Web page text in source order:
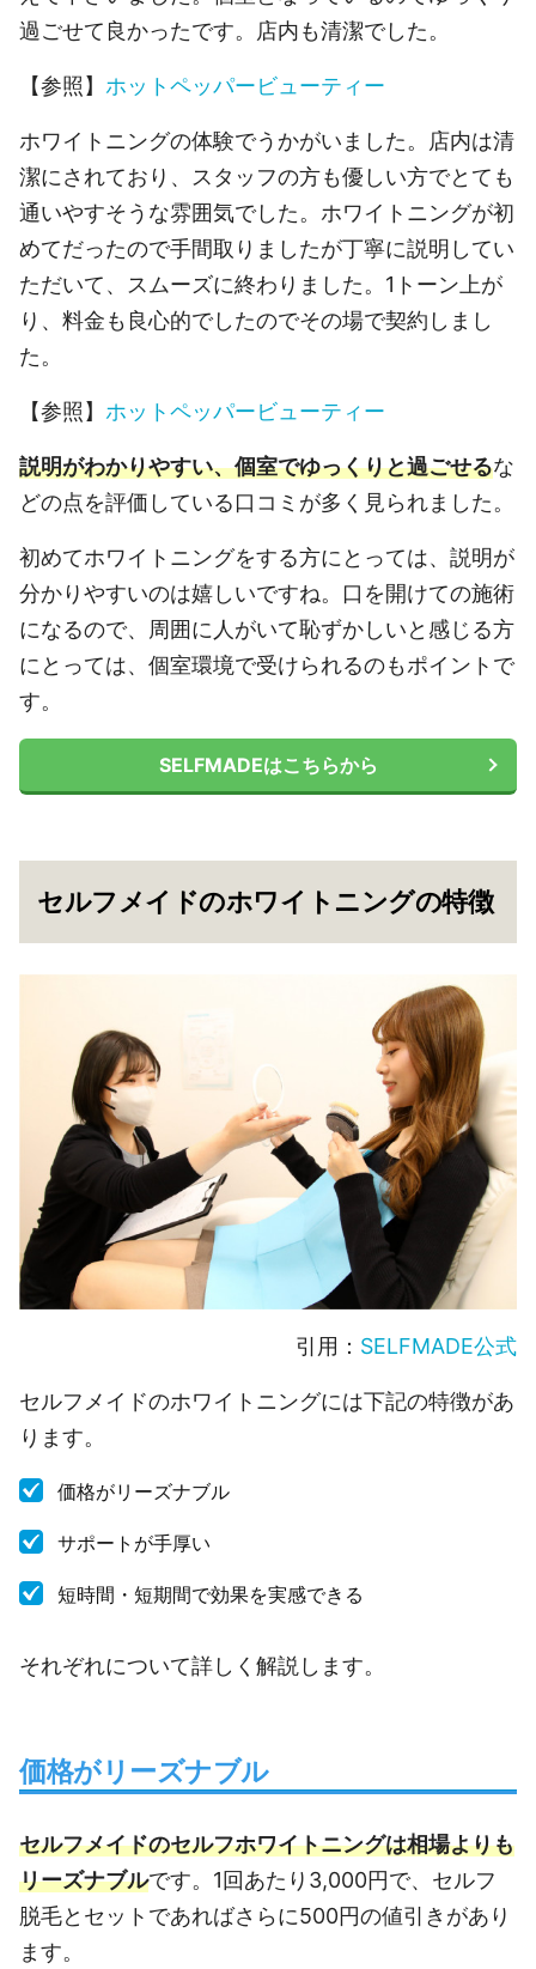
過ごせて良かったです。店内も清潔でした。
【参照】 ホットペッパービューティー
ホワイトニングの体験でうかがいました。店内は清
潔にされており、スタッフの方も優しい方でとても
通いやすそうな雰囲気でした。ホワイトニングが初
めてだったので手間取りましたが丁寧に説明してい
ただいて、スムーズに終わりました。1トーン上が
り、料金も良心的でしたのでその場で契約しまし
た。
【参照】 ホットペッパービューティー
説明がわかりやすい、個室でゆっくりと過ごせるな
どの点を評価している口コミが多く見られました。
初めてホワイトニングをする方にとっては、説明が
分かりやすいのは嬉しいですね。口を開けての施術
になるので、周囲に人がいて恥ずかしいと感じる方
にとっては、個室環境で受けられるのもポイントで
す。
SELFMADEはこちらから
セルフメイドのホワイトニングの特徴
引用： SELFMADE公式
セルフメイドのホワイトニングには下記の特徴があ
ります。
価格がリーズナブル
サポートが手厚い
短時間・短期間で効果を実感できる
それぞれについて詳しく解説します。
価格がリーズナブル
セルフメイドのセルフホワイトニングは相場よりも
リーズナブルです。1回あたり3,000円で、セルフ
脱毛とセットであればさらに500円の値引きがあり
ます。